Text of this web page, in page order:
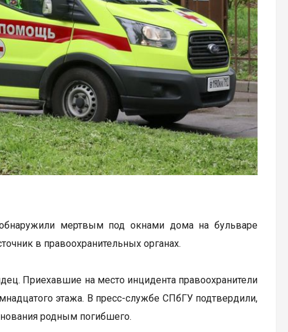
обнаружили мертвым под окнами дома на бульваре
в правоохранительных органах.
Приехавшие на место инцидента правоохранители
этажа. В пресс-службе СПбГУ подтвердили,
родным погибшего.